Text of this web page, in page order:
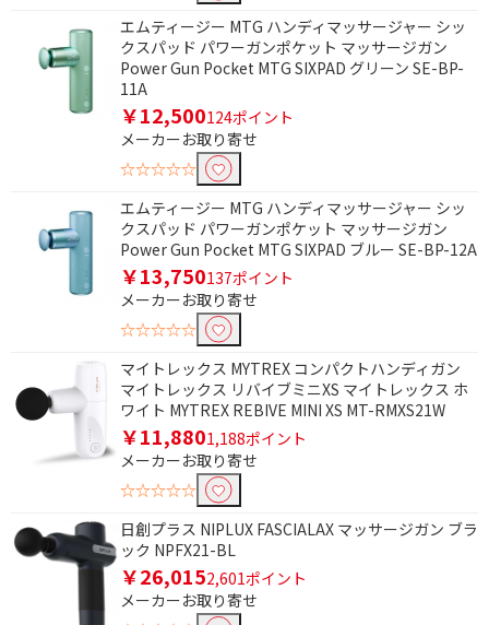
エムティージー MTG ハンディマッサージャー シッ
クスパッド パワーガンポケット マッサージガン
Power Gun Pocket MTG SIXPAD グリーン SE-BP-
11A
￥12,500124ポイント
メーカーお取り寄せ
☆☆☆☆☆
エムティージー MTG ハンディマッサージャー シッ
クスパッド パワーガンポケット マッサージガン
Power Gun Pocket MTG SIXPAD ブルー SE-BP-12A
￥13,750137ポイント
メーカーお取り寄せ
☆☆☆☆☆
マイトレックス MYTREX コンパクトハンディガン
マイトレックス リバイブミニXS マイトレックス ホ
ワイト MYTREX REBIVE MINI XS MT-RMXS21W
￥11,8801,188ポイント
メーカーお取り寄せ
☆☆☆☆☆
日創プラス NIPLUX FASCIALAX マッサージガン ブラ
ック NPFX21-BL
￥26,0152,601ポイント
メーカーお取り寄せ
条件で絞り込む
フリーワードで絞り込む
除外する
除外する にチェックを入れると、指定したワード
を除外して検索します。
価格で絞り込む
円
電源で絞り込む
充電式